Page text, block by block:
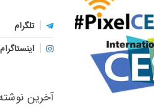
تلگرام
اینستاگرام
آخرین